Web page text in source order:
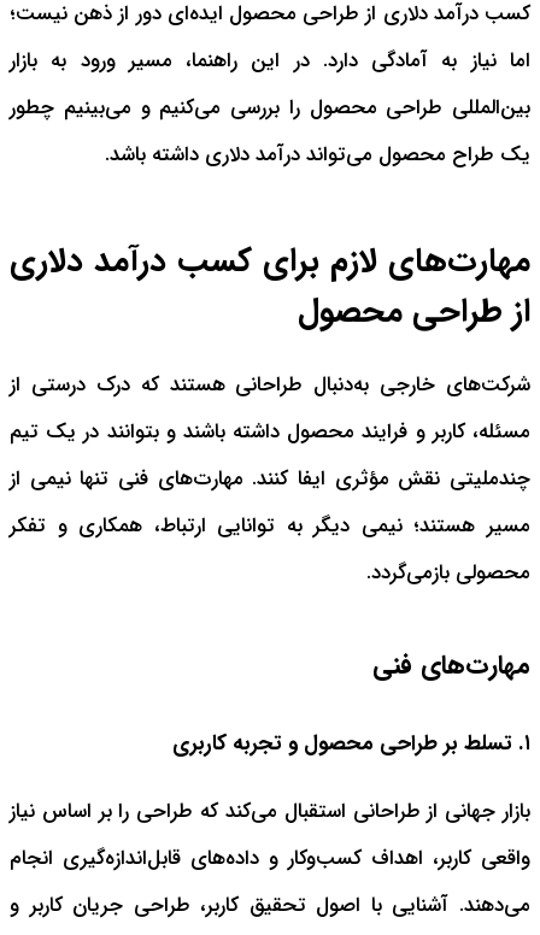
کسب درآمد دلاری از طراحی محصول ایده‌ای دور از ذهن نیست؛
اما نیاز به آمادگی دارد.در این راهنما، مسیر ورود به بازار
بین‌المللی طراحی محصول را بررسی می‌کنیم و می‌بینیم چطور
یک طراح محصول می‌تواند درآمد دلاری داشته باشد.
مهارت‌های لازم برای کسب درآمد دلاری
از طراحی محصول
شرکت‌های خارجی به‌دنبال طراحانی هستند که درک درستی از
مسئله، کاربر و فرایند محصول داشته باشند و بتوانند در یک تیم
چندملیتی نقش مؤثری ایفا کنند. مهارت‌های فنی تنها نیمی از
مسیر هستند؛ نیمی دیگر به توانایی ارتباط، همکاری و تفکر
محصولی بازمی‌گردد.
مهارت‌های فنی
۱. تسلط بر طراحی محصول و تجربه کاربری
بازار جهانی از طراحانی استقبال می‌کند که طراحی را بر اساس نیاز
واقعی کاربر، اهداف کسب‌وکار و داده‌های قابل‌اندازه‌گیری انجام
می‌دهند. آشنایی با اصول تحقیق کاربر، طراحی جریان کاربر و